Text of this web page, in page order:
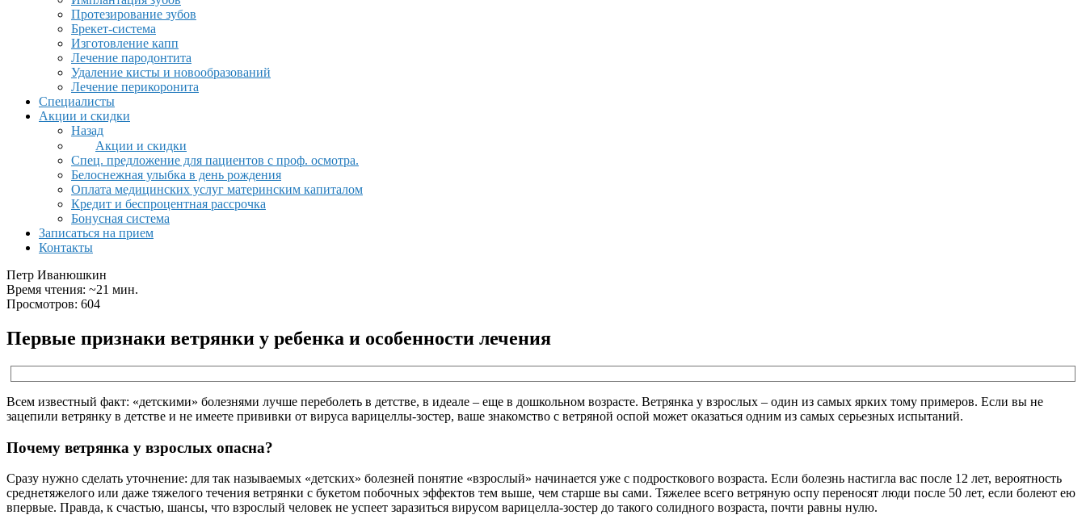
Протезирование зубов
Брекет-система
Изготовление капп
Лечение пародонтита
Удаление кисты и новообразований
Лечение перикоронита
Специалисты
Акции и скидки
Назад
Акции и скидки
Спец. предложение для пациентов с проф. осмотра.
Белоснежная улыбка в день рождения
Оплата медицинских услуг материнским капиталом
Кредит и беспроцентная рассрочка
Бонусная система
Записаться на прием
Контакты
Петр Иванюшкин
Время чтения: ~21 мин.
Просмотров: 604
Первые признаки ветрянки у ребенка и особенности лечения
Всем известный факт: «детскими» болезнями лучше переболеть в детстве, в идеале – еще в дошкольном возрасте. Ветрянка у взрослых – один из самых ярких тому примеров. Если вы не
зацепили ветрянку в детстве и не имеете прививки от вируса варицеллы-зостер, ваше знакомство с ветряной оспой может оказаться одним из самых серьезных испытаний.
Почему ветрянка у взрослых опасна?
Сразу нужно сделать уточнение: для так называемых «детских» болезней понятие «взрослый» начинается уже с подросткового возраста. Если болезнь настигла вас после 12 лет, вероятность
среднетяжелого или даже тяжелого течения ветрянки с букетом побочных эффектов тем выше, чем старше вы сами. Тяжелее всего ветряную оспу переносят люди после 50 лет, если болеют ею
впервые. Правда, к счастью, шансы, что взрослый человек не успеет заразиться вирусом варицелла-зостер до такого солидного возраста, почти равны нулю.